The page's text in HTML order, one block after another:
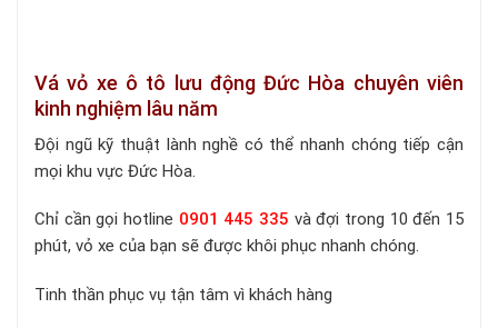
Vá vỏ xe ô tô lưu động Đức Hòa chuyên viên
kinh nghiệm lâu năm
Đội ngũ kỹ thuật lành nghề có thể nhanh chóng tiếp cận
mọi khu vực Đức Hòa.
Chỉ cần gọi hotline 0901 445 335 và đợi trong 10 đến 15
phút, vỏ xe của bạn sẽ được khôi phục nhanh chóng.
Tinh thần phục vụ tận tâm vì khách hàng